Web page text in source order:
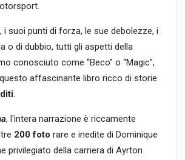
i suoi punti di forza, le sue debolezze, i
o di dubbio, tutti gli aspetti della
conosciuto come “Beco” o “Magic”,
affascinante libro ricco di storie
.
, l'intera narrazione è riccamente
200 foto rare e inedite di Dominique
privilegiato della carriera di Ayrton